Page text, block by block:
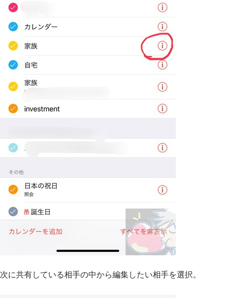
次に共有している相手の中から編集したい相手を選択。